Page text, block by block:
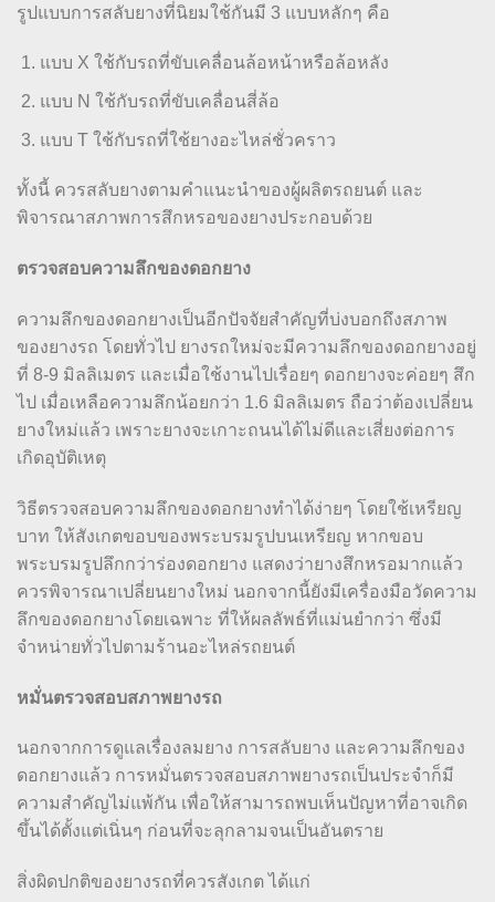
รูปแบบการสลับยางที่นิยมใช้กันมี 3 แบบหลักๆ คือ
แบบ X ใช้กับรถที่ขับเคลื่อนล้อหน้าหรือล้อหลัง
แบบ N ใช้กับรถที่ขับเคลื่อนสี่ล้อ
แบบ T ใช้กับรถที่ใช้ยางอะไหล่ชั่วคราว
ทั้งนี้ ควรสลับยางตามคำแนะนำของผู้ผลิตรถยนต์ และ
พิจารณาสภาพการสึกหรอของยางประกอบด้วย
ตรวจสอบความลึกของดอกยาง
ความลึกของดอกยางเป็นอีกปัจจัยสำคัญที่บ่งบอกถึงสภาพ
ของยางรถ โดยทั่วไป ยางรถใหม่จะมีความลึกของดอกยางอยู่
ที่ 8-9 มิลลิเมตร และเมื่อใช้งานไปเรื่อยๆ ดอกยางจะค่อยๆ สึก
ไป เมื่อเหลือความลึกน้อยกว่า 1.6 มิลลิเมตร ถือว่าต้องเปลี่ยน
ยางใหม่แล้ว เพราะยางจะเกาะถนนได้ไม่ดีและเสี่ยงต่อการ
เกิดอุบัติเหตุ
วิธีตรวจสอบความลึกของดอกยางทำได้ง่ายๆ โดยใช้เหรียญ
บาท ให้สังเกตขอบของพระบรมรูปบนเหรียญ หากขอบ
พระบรมรูปลึกกว่าร่องดอกยาง แสดงว่ายางสึกหรอมากแล้ว
ควรพิจารณาเปลี่ยนยางใหม่ นอกจากนี้ยังมีเครื่องมือวัดความ
ลึกของดอกยางโดยเฉพาะ ที่ให้ผลลัพธ์ที่แม่นยำกว่า ซึ่งมี
จำหน่ายทั่วไปตามร้านอะไหล่รถยนต์
หมั่นตรวจสอบสภาพยางรถ
นอกจากการดูแลเรื่องลมยาง การสลับยาง และความลึกของ
ดอกยางแล้ว การหมั่นตรวจสอบสภาพยางรถเป็นประจำก็มี
ความสำคัญไม่แพ้กัน เพื่อให้สามารถพบเห็นปัญหาที่อาจเกิด
ขึ้นได้ตั้งแต่เนิ่นๆ ก่อนที่จะลุกลามจนเป็นอันตราย
สิ่งผิดปกติของยางรถที่ควรสังเกต ได้แก่